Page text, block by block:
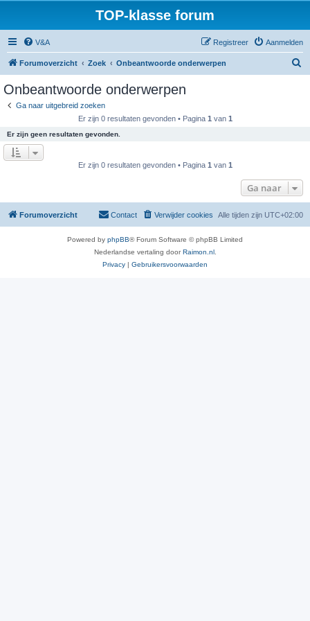
TOP-klasse forum
V&A Aanmelden
Registreer
Forumoverzicht Zoek Onbeantwoorde onderwerpen
Onbeantwoorde onderwerpen
Ga naar uitgebreid zoeken
Er zijn 0 resultaten gevonden • Pagina 1 van 1
Er zijn geen resultaten gevonden.
Er zijn 0 resultaten gevonden • Pagina 1 van 1
Ga naar
Forumoverzicht Alle tijden zijn UTC+02:00
Verwijder cookies
Contact
Powered by phpBB® Forum Software © phpBB Limited
Nederlandse vertaling doorRaimon.nl.
Privacy | Gebruikersvoorwaarden